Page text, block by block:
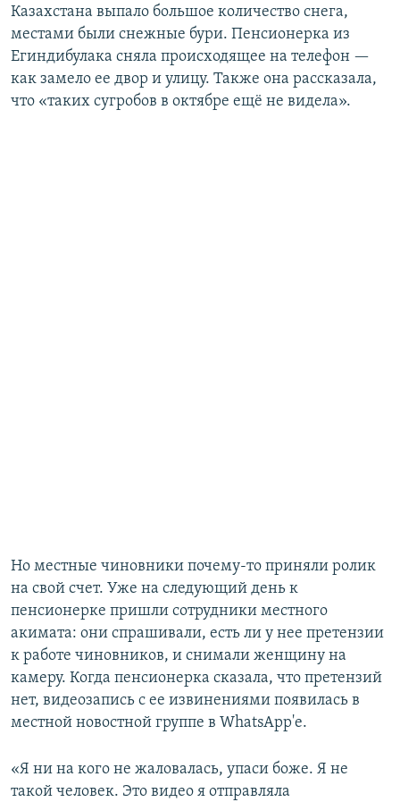
Казахстана выпало большое количество снега,
местами были снежные бури. Пенсионерка из
Егиндибулака сняла происходящее на телефон —
как замело ее двор и улицу. Также она рассказала,
что «таких сугробов в октябре ещё не видела».
Но местные чиновники почему-то приняли ролик
на свой счет. Уже на следующий день к
пенсионерке пришли сотрудники местного
акимата: они спрашивали, есть ли у нее претензии
к работе чиновников, и снимали женщину на
камеру. Когда пенсионерка сказала, что претензий
нет, видеозапись с ее извинениями появилась в
местной новостной группе в WhatsApp'е.
«Я ни на кого не жаловалась, упаси боже. Я не
такой человек. Это видео я отправляла